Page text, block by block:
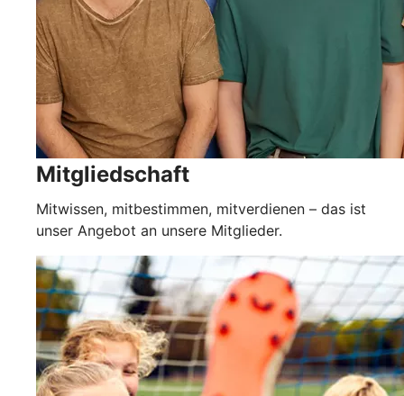
Mitgliedschaft
Mitwissen, mitbestimmen, mitverdienen – das ist
unser Angebot an unsere Mitglieder.